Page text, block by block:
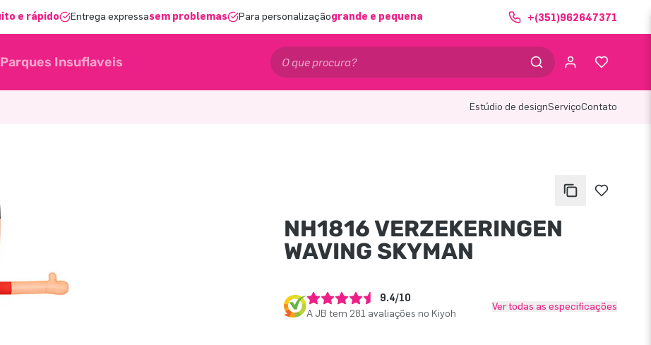
e rápido Entrega expressasem problemas Para personalizaçãogrande e pequena +(351)962647371
Insuflaveis
Estúdio de designServiçoContato
NH1816 VERZEKERINGEN
WAVING SKYMAN
9.4/10
A JB tem 281 avaliações no Kiyoh
Ver todas as especificações